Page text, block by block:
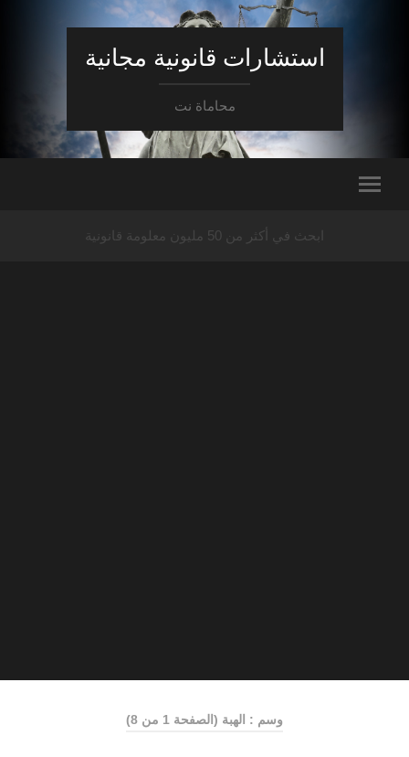
استشارات قانونية مجانية
محاماة نت
ابحث في أكثر من 50 مليون معلومة قانونية
وسم : الهبة (الصفحة 1 من 8)